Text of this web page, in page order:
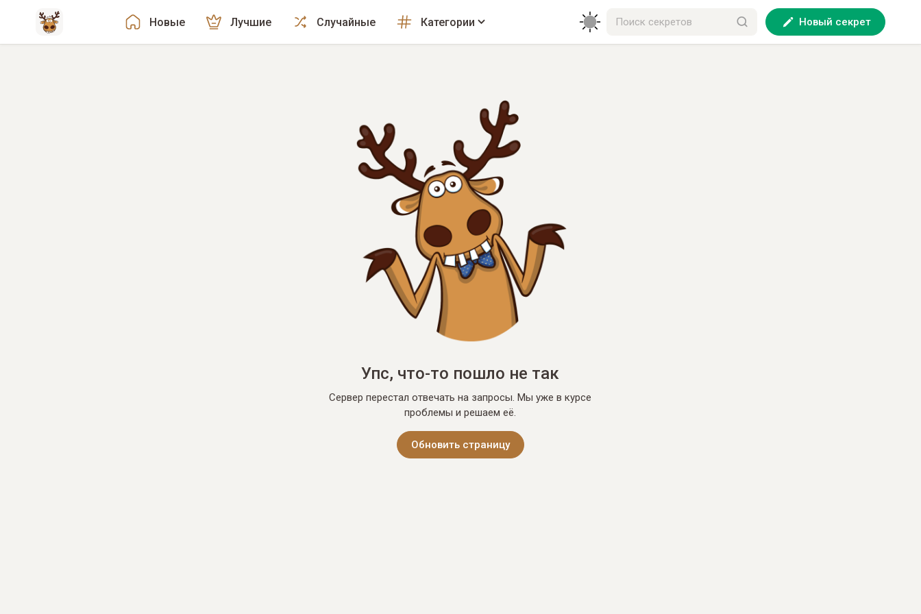
Новые Лучшие Случайные Категории Новый секрет
Упс, что-то пошло не так
Сервер перестал отвечать на запросы. Мы уже в курсе
проблемы и решаем её.
Обновить страницу